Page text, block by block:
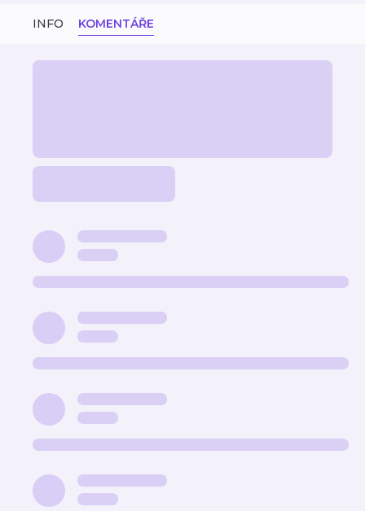
INFO KOMENTÁŘE